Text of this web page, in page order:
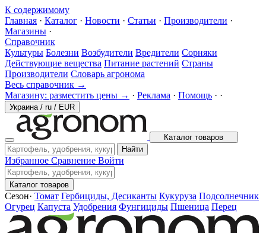
К содержимому
Главная · Каталог · Новости · Статьи · Производители ·
Магазины ·
Справочник
Культуры Болезни Возбудители Вредители Сорняки
Действующие вещества Питание растений Страны
Производители Словарь агронома
Весь справочник →
Магазину: разместить цены → · Реклама · Помощь · ·
Украина / ru / EUR
Каталог товаров
Найти
Избранное Сравнение Войти
Каталог товаров
Сезон· Томат Гербициды, Десиканты Кукуруза Подсолнечник
Огурец Капуста Удобрения Фунгициды Пшеница Перец